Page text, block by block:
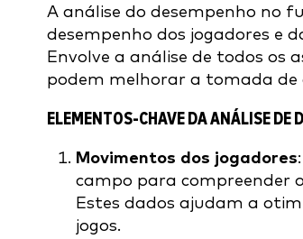
A análise do desempenho no
desempenho dos jogadores e
Envolve a análise de todos os
podem melhorar a tomada de
ELEMENTOS-CHAVE DA ANÁLISE DE
Movimentos dos jogadores
campo para compreender
Estes dados ajudam a
jogos.